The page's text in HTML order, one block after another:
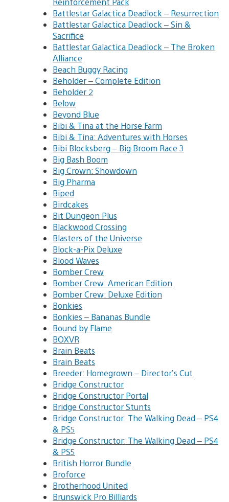
Battlestar Galactica Deadlock – Resurrection
Battlestar Galactica Deadlock – Sin &
Sacrifice
Battlestar Galactica Deadlock – The Broken
Alliance
Beach Buggy Racing
Beholder – Complete Edition
Beholder 2
Below
Beyond Blue
Bibi & Tina at the Horse Farm
Bibi & Tina: Adventures with Horses
Bibi Blocksberg – Big Broom Race 3
Big Bash Boom
Big Crown: Showdown
Big Pharma
Biped
Birdcakes
Bit Dungeon Plus
Blackwood Crossing
Blasters of the Universe
Block-a-Pix Deluxe
Blood Waves
Bomber Crew
Bomber Crew: American Edition
Bomber Crew: Deluxe Edition
Bonkies
Bonkies – Bananas Bundle
Bound by Flame
BOXVR
Brain Beats
Brain Beats
Breeder: Homegrown – Director’s Cut
Bridge Constructor
Bridge Constructor Portal
Bridge Constructor Stunts
Bridge Constructor: The Walking Dead – PS4
& PS5
Bridge Constructor: The Walking Dead – PS4
& PS5
British Horror Bundle
Broforce
Brotherhood United
Brunswick Pro Billiards